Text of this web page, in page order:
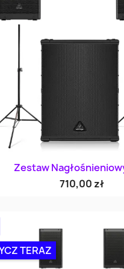
Zestaw
710,00 zł
TERAZ